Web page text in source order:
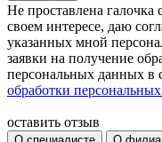
Не проставлена галочка
своем интересе, даю
указанных мной
заявки на получение
персональных данных в
обработки
оставить отзыв